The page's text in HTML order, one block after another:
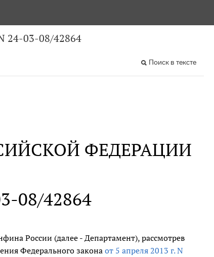
24-03-08/42864
Поиск в тексте
ФЕДЕРАЦИИ
08/42864
России (далее - Департамент), рассмотрев
Федерального законаот 5 апреля 2013 г. N